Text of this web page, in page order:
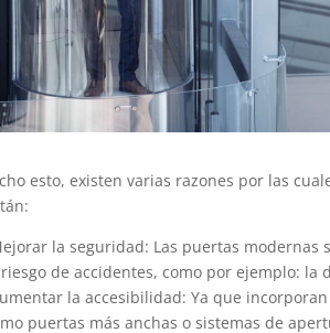
esto, existen varias razones por las
la seguridad: Las puertas modernas
de accidentes, como por ejemplo: la
la accesibilidad: Ya que
puertas más anchas o sistemas de